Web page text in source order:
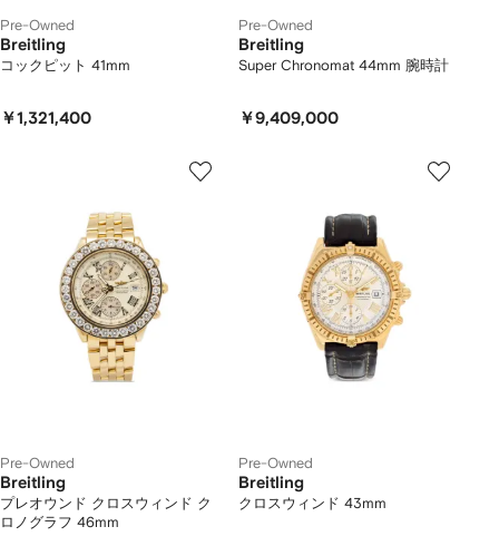
Pre-Owned
Breitling
コックピット 41mm
￥1,321,400
Pre-Owned
Breitling
Super Chronomat 44mm 腕時計
￥9,409,000
Pre-Owned
Breitling
プレオウンド クロスウィンド ク
ロノグラフ 46mm
Pre-Owned
Breitling
クロスウィンド 43mm